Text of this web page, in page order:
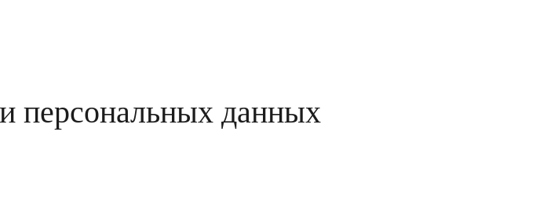
персональных данных